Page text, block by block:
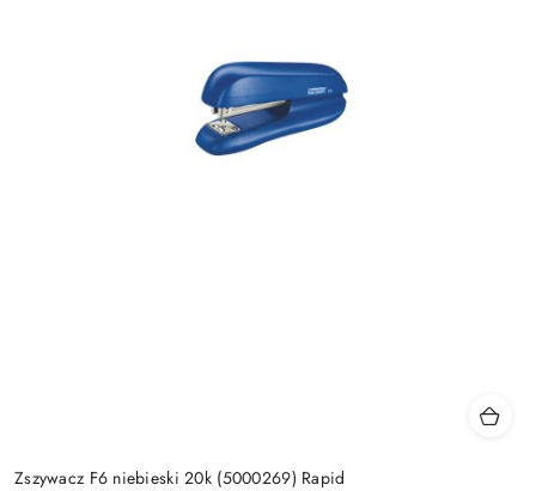
Zszywacz F6 niebieski 20k (5000269) Rapid